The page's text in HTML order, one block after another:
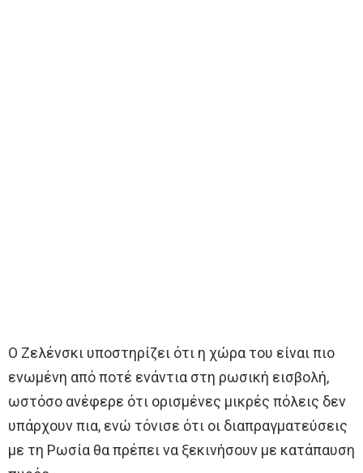
Ο Ζελένσκι υποστηρίζει ότι η χώρα του είναι πιο
ενωμένη από ποτέ ενάντια στη ρωσική εισβολή,
ωστόσο ανέφερε ότι ορισμένες μικρές πόλεις δεν
υπάρχουν πια, ενώ τόνισε ότι οι διαπραγματεύσεις
με τη Ρωσία θα πρέπει να ξεκινήσουν με κατάπαυση